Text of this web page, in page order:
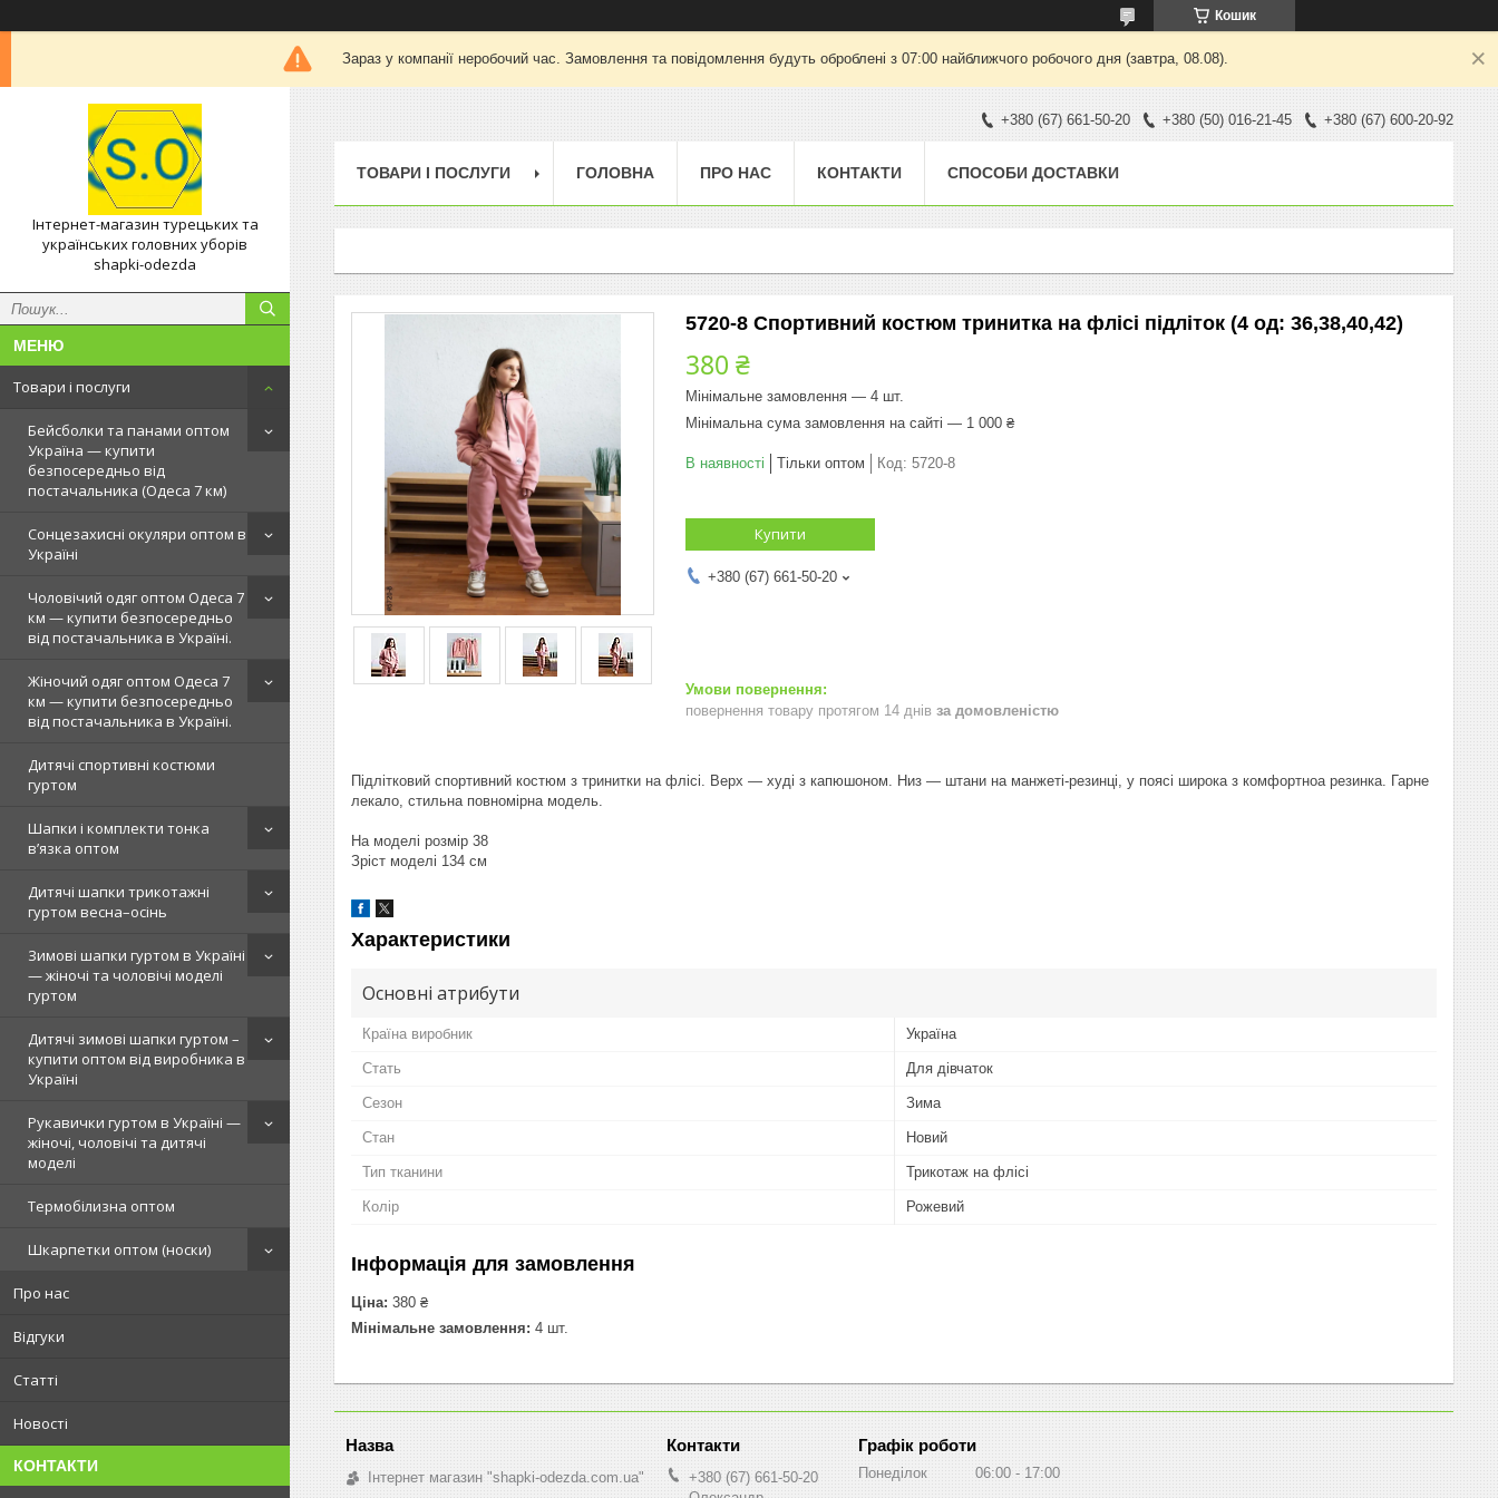
Кошик
Зараз у компанії неробочий час. Замовлення та повідомлення будуть оброблені з 07:00 найближчого робочого дня (завтра, 08.08).
Інтернет-магазин турецьких та
українських головних уборів
shapki-odezda
Товари і послуги
Бейсболки та панами оптом
Україна — купити
безпосередньо від
постачальника (Одеса 7 км)
Сонцезахисні окуляри оптом в
Україні
Чоловічий одяг оптом Одеса 7
км — купити безпосередньо
від постачальника в Україні.
Жіночий одяг оптом Одеса 7
км — купити безпосередньо
від постачальника в Україні.
Дитячі спортивні костюми
гуртом
Шапки і комплекти тонка
в’язка оптом
Дитячі шапки трикотажні
гуртом весна–осінь
Зимові шапки гуртом в Україні
— жіночі та чоловічі моделі
гуртом
Дитячі зимові шапки гуртом –
купити оптом від виробника в
Україні
Рукавички гуртом в Україні —
жіночі, чоловічі та дитячі
моделі
Термобілизна оптом
Шкарпетки оптом (носки)
Про нас
Відгуки
Статті
Новості
КОНТАКТИ
+380 (67) 661-50-20 +380 (50) 016-21-45 +380 (67) 600-20-92
ТОВАРИ І ПОСЛУГИ ГОЛОВНА ПРО НАС КОНТАКТИ СПОСОБИ ДОСТАВКИ
5720-8 Спортивний костюм тринитка на флісі підліток (4 од: 36,38,40,42)
380 ₴
Мінімальне замовлення — 4 шт.
Мінімальна сума замовлення на сайті — 1 000 ₴
В наявності Тільки оптом Код: 5720-8
Купити
+380 (67) 661-50-20
повернення товару протягом 14 днів за домовленістю
Підлітковий спортивний костюм з тринитки на флісі. Верх — худі з капюшоном. Низ — штани на манжеті-резинці, у поясі широка з комфортноа резинка. Гарне
лекало, стильна повномірна модель.
На моделі розмір 38
Зріст моделі 134 см
Характеристики
Основні атрибути
Країна виробник Україна
Стать Для дівчаток
Сезон Зима
Стан Новий
Тип тканини Трикотаж на флісі
Колір Рожевий
Інформація для замовлення
Ціна: 380 ₴
Мінімальне замовлення: 4 шт.
Інтернет магазин "shapki-odezda.com.ua"
+380 (67) 661-50-20
Графік роботи
Понеділок 06:00
17:00